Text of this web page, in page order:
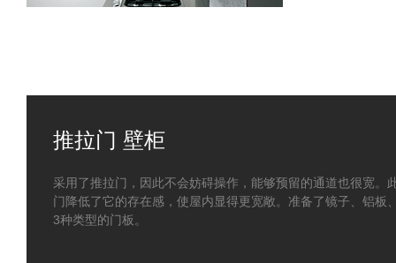
推拉门 壁柜
采用了推拉门，因此不会妨碍操作，能够预留的通道也很宽。
门降低了它的存在感，使屋内显得更宽敞。准备了镜子、铝板
3种类型的门板。